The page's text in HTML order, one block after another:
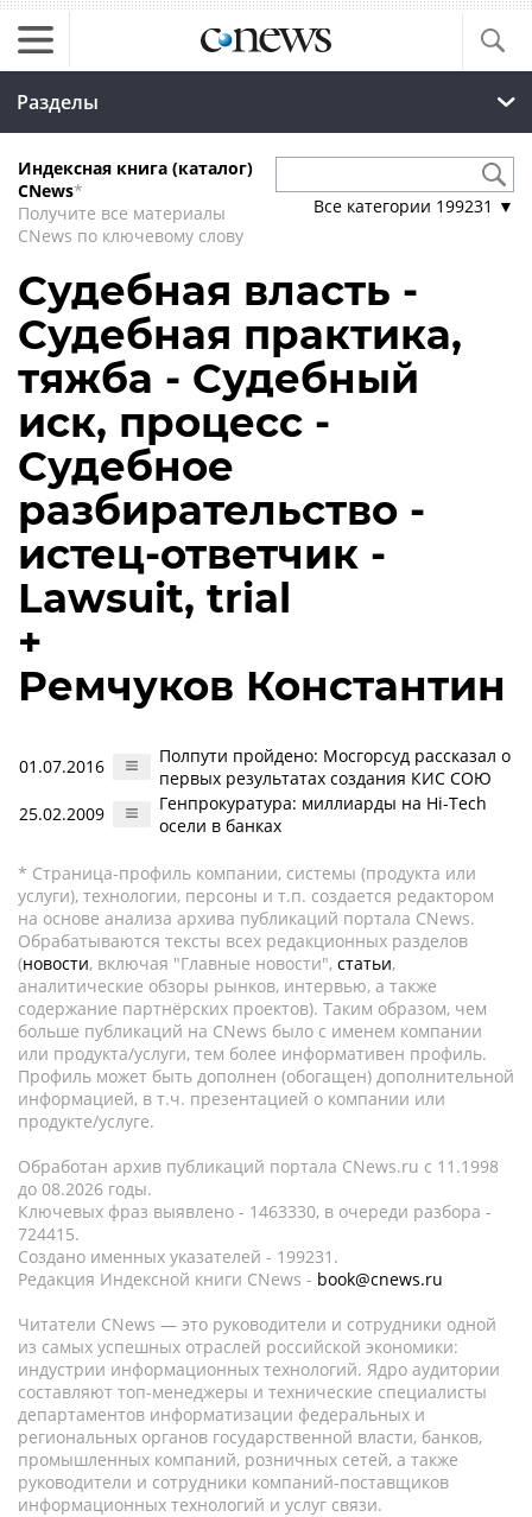
Разделы
Индексная книга (каталог)
CNews*
Получите все материалы
CNews по ключевому слову
Все категории 199231 ▼
Судебная власть -
Судебная практика,
тяжба - Судебный
иск, процесс -
Судебное
разбирательство -
истец-ответчик -
Lawsuit, trial
+
Ремчуков Константин
01.07.2016
Полпути пройдено: Мосгорсуд рассказал о
первых результатах создания КИС СОЮ
25.02.2009
Генпрокуратура: миллиарды на Hi-Tech
осели в банках
* Страница-профиль компании, системы (продукта или
услуги), технологии, персоны и т.п. создается редактором
на основе анализа архива публикаций портала CNews.
Обрабатываются тексты всех редакционных разделов
(новости, включая "Главные новости", статьи,
аналитические обзоры рынков, интервью, а также
содержание партнёрских проектов). Таким образом, чем
больше публикаций на CNews было с именем компании
или продукта/услуги, тем более информативен профиль.
Профиль может быть дополнен (обогащен) дополнительной
информацией, в т.ч. презентацией о компании или
продукте/услуге.
Обработан архив публикаций портала CNews.ru c 11.1998
до 08.2026 годы.
Ключевых фраз выявлено - 1463330, в очереди разбора -
724415.
Создано именных указателей - 199231.
Редакция Индексной книги CNews - book@cnews.ru
Читатели CNews — это руководители и сотрудники одной
из самых успешных отраслей российской экономики:
индустрии информационных технологий. Ядро аудитории
составляют топ-менеджеры и технические специалисты
департаментов информатизации федеральных и
региональных органов государственной власти, банков,
промышленных компаний, розничных сетей, а также
руководители и сотрудники компаний-поставщиков
информационных технологий и услуг связи.